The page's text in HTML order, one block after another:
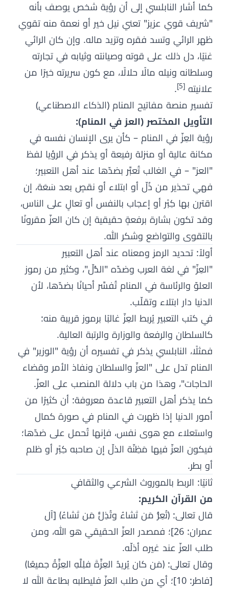
كما أشار النابلسي إلى أن رؤية شخص يوصف بأنه
"شريف قوي عزيز" تعني نيل خير أو نعمة منه تقوي
ظهر الرائي وتسد فقره وتزيد ماله. وإن كان الرائي
غنيًا، دل ذلك على قوته وصيانته وثيابه في تجارته
وسلطانه ونيله مالًا حلالًا، مع كون سريرته خيرًا من
علانيته [5]
.
تفسير منصة مفاتيح المنام (الذكاء الاصطناعي)
التأويل المختصر (العز في المنام):
رؤية العِزّ في المنام – كأن يرى الإنسان نفسه في
مكانة عالية أو منزلة رفيعة أو يذكر في الرؤيا لفظ
"العز" – في الغالب تُعبَّر بضدّها عند أهل التعبير؛
فهي تحذير من ذُلّ أو ابتلاء أو نقصٍ بعد سَعَة، إن
اقترن بها كِبْر أو إعجاب بالنفس أو تعالٍ على الناس،
وقد تكون بشارة برفعةٍ حقيقية إن كان العزّ مقرونًا
بالتقوى والتواضع وشكر الله.
أولاً: تحديد الرمز ومعناه عند أهل التعبير
"العِزّ" في لغة العرب وضدّه "الذُّلّ"، وكثير من رموز
العلوّ والرئاسة في المنام تُفسَّر أحيانًا بضدّها، لأن
الدنيا دار ابتلاء وتقلّب.
في كتب التعبير يُربط العِزّ غالبًا برموز قريبة منه:
كالسلطان والرفعة والوزارة والرتبة العالية.
فمثلًا، النابلسي يذكر في تفسيره أن رؤية "الوزير" في
المنام تدل على "العزّ والسلطان ونفاذ الأمر وقضاء
الحاجات"، وهذا من باب دلالة المنصب على العزّ.
كما يذكر أهل التعبير قاعدة معروفة: أن كثيرًا من
أمور الدنيا إذا ظهرت في المنام في صورة كمال
واستعلاء مع هوى نفس، فإنها تُحمل على ضدّها؛
فيكون العزّ فيها مَظِنّة الذلّ إن صاحبه كِبْر أو ظلم
أو بطر.
ثانيًا: الربط بالموروث الشرعي والثقافي
من القرآن الكريم:
قال تعالى: ﴿تُعِزُّ مَن تَشاءُ وتُذِلُّ مَن تَشاءُ﴾ [آل
عمران: 26]؛ فمصدر العزّ الحقيقي هو الله، ومن
طلب العزّ عند غيره أذلّه.
وقال تعالى: ﴿مَن كان يُريدُ العِزَّةَ فلِلَّهِ العِزَّةُ جميعًا﴾
[فاطر: 10]؛ أي من طلب العزّ فليطلبه بطاعة الله لا